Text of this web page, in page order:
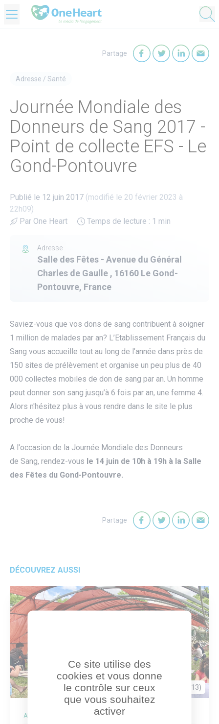
Partage
Adresse / Santé
Journée Mondiale des
Donneurs de Sang 2017 -
Point de collecte EFS - Le
Gond-Pontouvre
Publié le 12 juin 2017 (modifié le 20 février 2023 à
22h09)
Par One Heart
Temps de lecture : 1 min
Adresse
Salle des Fêtes - Avenue du Général
Charles de Gaulle , 16160 Le Gond-
Pontouvre, France
Saviez-vous que vos dons de sang contribuent à soigner
1 million de malades par an? L’Etablissement Français du
Sang vous accueille tout au long de l’année dans près de
150 sites de prélèvement et organise un peu plus de 40
000 collectes mobiles de don de sang par an. Un homme
peut donner son sang jusqu’à 6 fois par an, une femme 4.
Alors n'hésitez plus à vous rendre dans le site le plus
proche de vous!
A l'occasion de la Journée Mondiale des Donneurs
de Sang, rendez-vous le 14 juin de 10h à 19h à la Salle
des Fêtes du Gond-Pontouvre.
Partage
DÉCOUVREZ AUSSI
Marseille (13013)
ADRESSE
Ce site utilise des
cookies et vous donne
le contrôle sur ceux
que vous souhaitez
activer